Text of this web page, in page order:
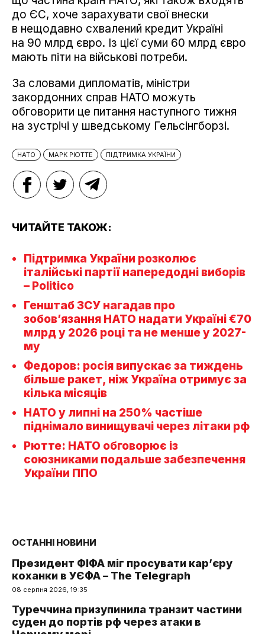
до ЄС, хоче зарахувати свої внески
в нещодавно схвалений кредит Україні
на 90 млрд євро. Із цієї суми 60 млрд євро
мають піти на військові потреби.
За словами дипломатів, міністри
закордонних справ НАТО можуть
обговорити це питання наступного тижня
на зустрічі у шведському Гельсінгборзі.
НАТО МАРК РЮТТЕ ПІДТРИМКА УКРАЇНИ
ЧИТАЙТЕ ТАКОЖ:
Підтримка України розколює
італійські партії напередодні виборів
– Politico
Генштаб ЗСУ нагадав про
зобов’язання НАТО надати Україні €70
млрд у 2026 році та не менше у 2027-
му
Федоров: росія випускає за тиждень
більше ракет, ніж Україна отримує за
кілька місяців
НАТО у липні на 250% частіше
піднімало винищувачі через літаки рф
Рютте: НАТО обговорює із
союзниками подальше забезпечення
України ППО
ОСТАННІ НОВИНИ
Президент ФІФА міг просувати кар’єру
коханки в УЄФА – The Telegraph
08 серпня 2026, 19:35
Туреччина призупинила транзит частини
суден до портів рф через атаки в